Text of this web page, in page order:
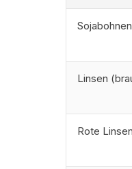
Sojabohnen
Linsen
Rote Linsen